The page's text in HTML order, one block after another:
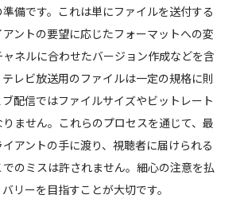
備です。これは単にファイルを送付する
ントの要望に応じたフォーマットへの変
ネルに合わせたバージョン作成などを含
レビ放送用のファイルは一定の規格に則
配信ではファイルサイズやビットレート
ません。これらのプロセスを通じて、最
アントの手に渡り、視聴者に届けられる
のミスは許されません。細心の注意を払
リーを目指すことが大切です。